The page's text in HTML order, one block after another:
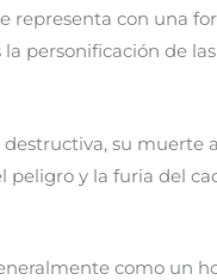
representa con una
personificación de
su muerte
peligro y la furia del
como un